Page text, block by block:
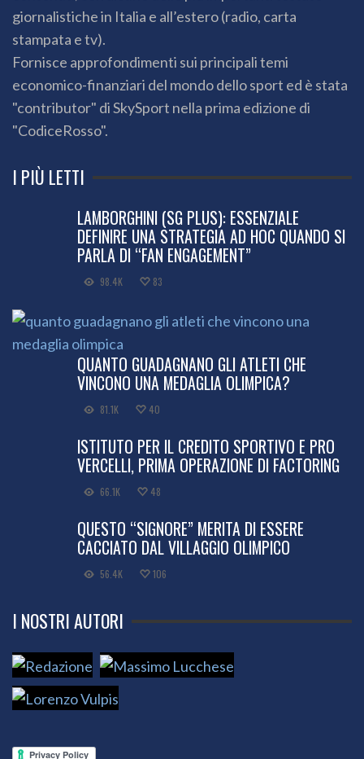
giornalistiche in Italia e all’estero (radio, carta
stampata e tv).
Fornisce approfondimenti sui principali temi
economico-finanziari del mondo dello sport ed è stata
"contributor" di SkySport nella prima edizione di
"CodiceRosso".
I PIÙ LETTI
LAMBORGHINI (SG PLUS): ESSENZIALE
DEFINIRE UNA STRATEGIA AD HOC QUANDO SI
PARLA DI “FAN ENGAGEMENT”
98.4K 83
QUANTO GUADAGNANO GLI ATLETI CHE
VINCONO UNA MEDAGLIA OLIMPICA?
81.1K 40
ISTITUTO PER IL CREDITO SPORTIVO E PRO
VERCELLI, PRIMA OPERAZIONE DI FACTORING
66.1K 48
QUESTO “SIGNORE” MERITA DI ESSERE
CACCIATO DAL VILLAGGIO OLIMPICO
56.4K 106
I NOSTRI AUTORI